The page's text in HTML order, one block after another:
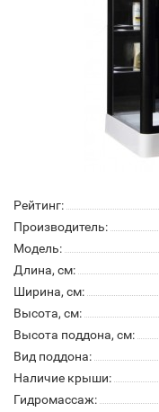
Рейтинг:
Производитель:
Модель:
Длина, см:
Ширина, см:
Высота, см:
Высота поддона, см:
Вид поддона:
Наличие крыши:
Гидромассаж: